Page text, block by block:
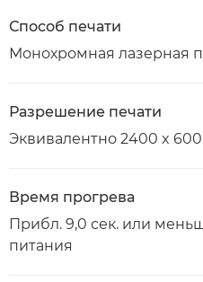
Способ печати
Монохромная лазерная
Разрешение печати
Эквивалентно 2400 x
Время прогрева
Прибл. 9,0 сек. или
питания